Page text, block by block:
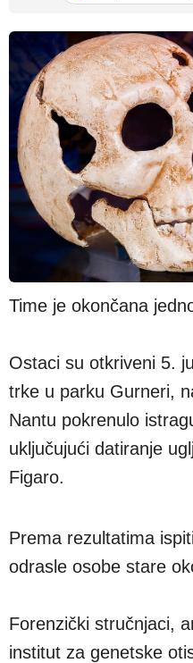
Time je okončana
Ostaci su otkriveni 5.
trke u parku Gurneri,
Nantu pokrenulo
uključujući datiranje
Figaro.
Prema rezultatima
odrasle osobe stare
Forenzički stručnjaci,
institut za genetske